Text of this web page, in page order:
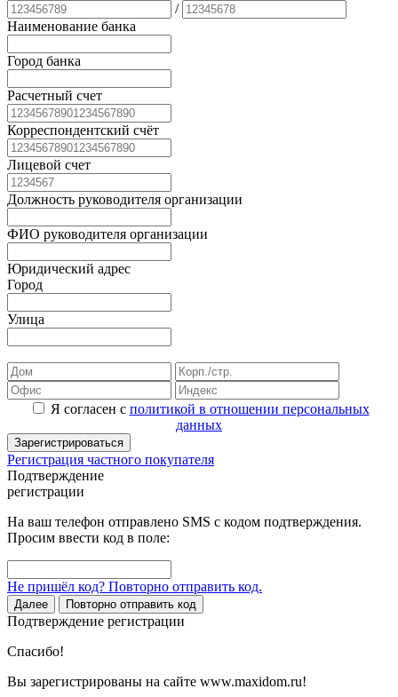
/
Наименование банка
Город банка
Расчетный счет
Корреспондентский счёт
Лицевой счет
Должность руководителя организации
ФИО руководителя организации
Юридический адрес
Город
Улица
Я согласен с политикой в отношении персональных
данных
Зарегистрироваться
Регистрация частного покупателя
Подтверждение
регистрации
На ваш телефон отправлено SMS с кодом подтверждения.
Просим ввести код в поле:
Не пришёл код? Повторно отправить код.
Далее Повторно отправить код
Подтверждение регистрации
Спасибо!
Вы зарегистрированы на сайте www.maxidom.ru!